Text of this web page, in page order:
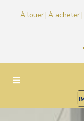
À louer| À acheter|